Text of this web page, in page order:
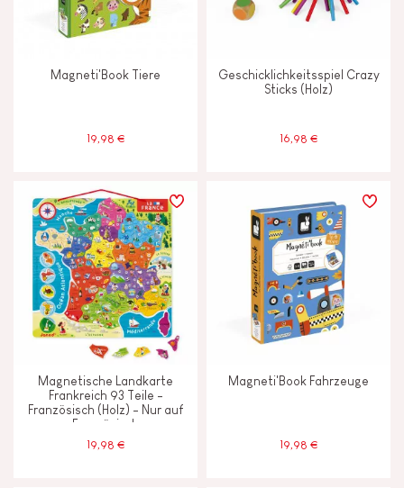
Farben auf Wasserbasis
Glocke oder Glöckchen
Haptik
Magnetisch
Pflanzliche Tinte
Magneti'Book Tiere
19,98 €
Geschicklichkeitsspiel Crazy
Sticks (Holz)
16,98 €
Magnetische Landkarte
Frankreich 93 Teile -
Französisch (Holz) - Nur auf
Französisch
19,98 €
Magneti'Book Fahrzeuge
19,98 €